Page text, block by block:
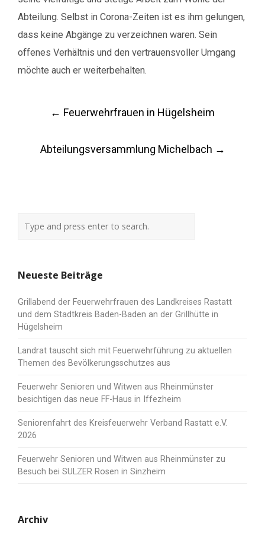
Abteilung. Selbst in Corona-Zeiten ist es ihm gelungen,
dass keine Abgänge zu verzeichnen waren. Sein
offenes Verhältnis und den vertrauensvoller Umgang
möchte auch er weiterbehalten.
← Feuerwehrfrauen in Hügelsheim
Abteilungsversammlung Michelbach →
Neueste Beiträge
Grillabend der Feuerwehrfrauen des Landkreises Rastatt
und dem Stadtkreis Baden-Baden an der Grillhütte in
Hügelsheim
Landrat tauscht sich mit Feuerwehrführung zu aktuellen
Themen des Bevölkerungsschutzes aus
Feuerwehr Senioren und Witwen aus Rheinmünster
besichtigen das neue FF-Haus in Iffezheim
Seniorenfahrt des Kreisfeuerwehr Verband Rastatt e.V.
2026
Feuerwehr Senioren und Witwen aus Rheinmünster zu
Besuch bei SULZER Rosen in Sinzheim
Archiv